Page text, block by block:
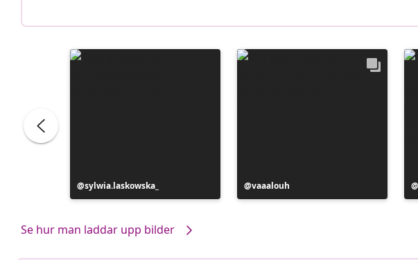
Inlägg
publicerat
sylwia.laskowska_
Inlägg
publicerat
vaaalouh
Se hur man laddar upp bilder